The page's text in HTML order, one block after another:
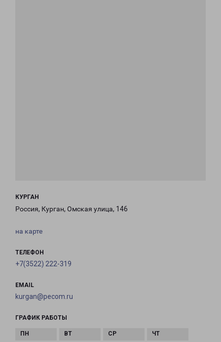
КУРГАН
Россия, Курган, Омская улица, 146
на карте
ТЕЛЕФОН
+7(3522) 222-319
EMAIL
kurgan@pecom.ru
ГРАФИК РАБОТЫ